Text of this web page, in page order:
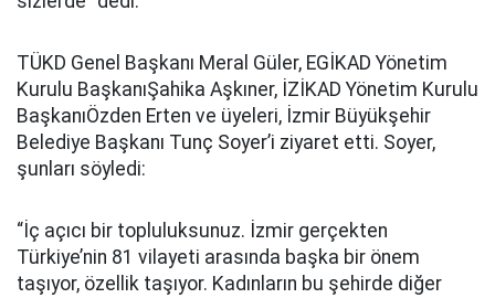
TÜKD Genel Başkanı Meral Güler, EGİKAD Yönetim
Kurulu BaşkanıŞahika Aşkıner, İZİKAD Yönetim Kurulu
BaşkanıÖzden Erten ve üyeleri, İzmir Büyükşehir
Belediye Başkanı Tunç Soyer’i ziyaret etti. Soyer,
şunları söyledi:
“İç açıcı bir topluluksunuz. İzmir gerçekten
Türkiye’nin 81 vilayeti arasında başka bir önem
taşıyor, özellik taşıyor. Kadınların bu şehirde diğer